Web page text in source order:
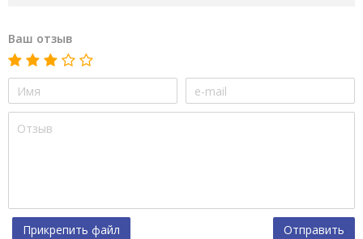
Ваш отзыв
Прикрепить файл Отправить